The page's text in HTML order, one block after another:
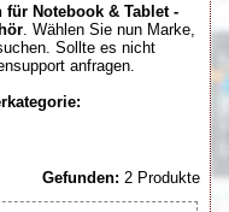
für Notebook & Tablet -
. Wählen Sie nun Marke,
Sollte es nicht
anfragen.
Gefunden: 2 Produkte